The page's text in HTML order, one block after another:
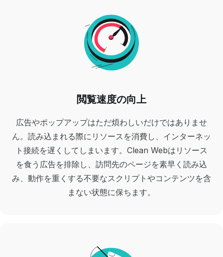
閲覧速度の向上
広告やポップアップはただ煩わしいだけではありませ
ん。読み込まれる際にリソースを消費し、インターネッ
ト接続を遅くしてしまいます。Clean Webはリソース
を食う広告を排除し、訪問先のページを素早く読み込
み、動作を重くする不要なスクリプトやコンテンツを含
まない状態に保ちます。